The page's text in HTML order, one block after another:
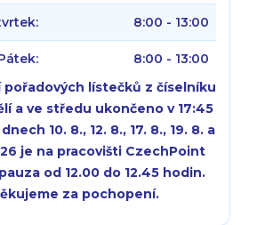
8:00 - 13:00
8:00 - 13:00
pořadových lístečků z číselníku
a ve středu ukončeno v 17:45
10. 8., 12. 8., 17. 8., 19. 8. a
je na pracovišti CzechPoint
od 12.00 do 12.45 hodin.
za pochopení.